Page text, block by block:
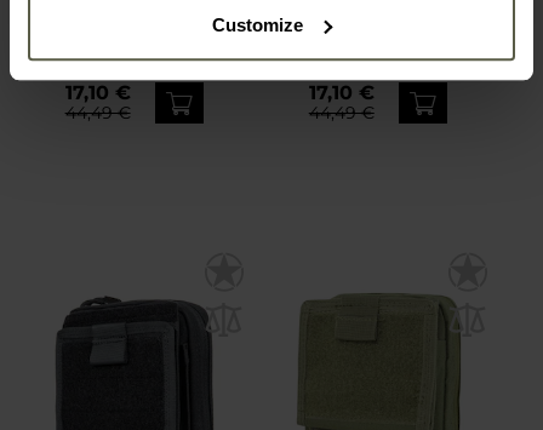
Customize
17,10 €
44,49 €
Night Camo
Versand:
17,10 €
44,49 €